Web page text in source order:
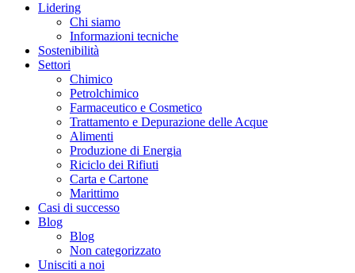
Lidering
Chi siamo
Informazioni tecniche
Sostenibilità
Settori
Chimico
Petrolchimico
Farmaceutico e Cosmetico
Trattamento e Depurazione delle Acque
Alimenti
Produzione di Energia
Riciclo dei Rifiuti
Carta e Cartone
Marittimo
Casi di successo
Blog
Blog
Non categorizzato
Unisciti a noi